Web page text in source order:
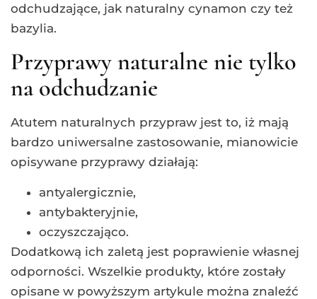
odchudzające, jak naturalny cynamon czy też
bazylia.
Przyprawy naturalne nie tylko
na odchudzanie
Atutem naturalnych przypraw jest to, iż mają
bardzo uniwersalne zastosowanie, mianowicie
opisywane przyprawy działają:
antyalergicznie,
antybakteryjnie,
oczyszczająco.
Dodatkową ich zaletą jest poprawienie własnej
odporności. Wszelkie produkty, które zostały
opisane w powyższym artykule można znaleźć